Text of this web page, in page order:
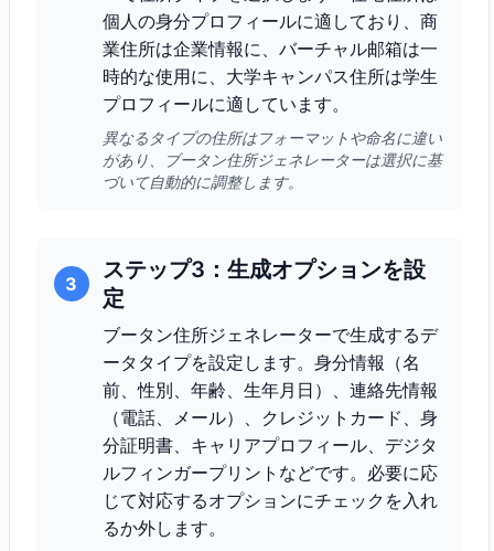
個人の身分プロフィールに適しており、商
業住所は企業情報に、バーチャル邮箱は一
時的な使用に、大学キャンパス住所は学生
プロフィールに適しています。
異なるタイプの住所はフォーマットや命名に違い
があり、ブータン住所ジェネレーターは選択に基
づいて自動的に調整します。
3
ステップ3：生成オプションを設
定
ブータン住所ジェネレーターで生成するデ
ータタイプを設定します。身分情報（名
前、性別、年齢、生年月日）、連絡先情報
（電話、メール）、クレジットカード、身
分証明書、キャリアプロフィール、デジタ
ルフィンガープリントなどです。必要に応
じて対応するオプションにチェックを入れ
るか外します。